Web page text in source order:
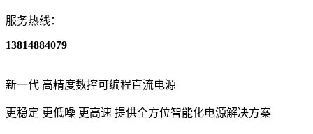
服务热线：
13814884079
新一代 高精度数控可编程直流电源
更稳定 更低噪 更高速 提供全方位智能化电源解决方案